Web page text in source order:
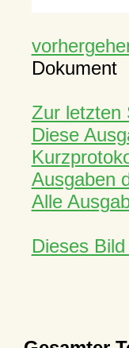
Dokument
Zur letzten
Diese
Ausgaben
Alle
Dieses